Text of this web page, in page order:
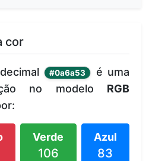
cor
#0a6a53
é uma
no modelo RGB
Verde
106
Azul
83